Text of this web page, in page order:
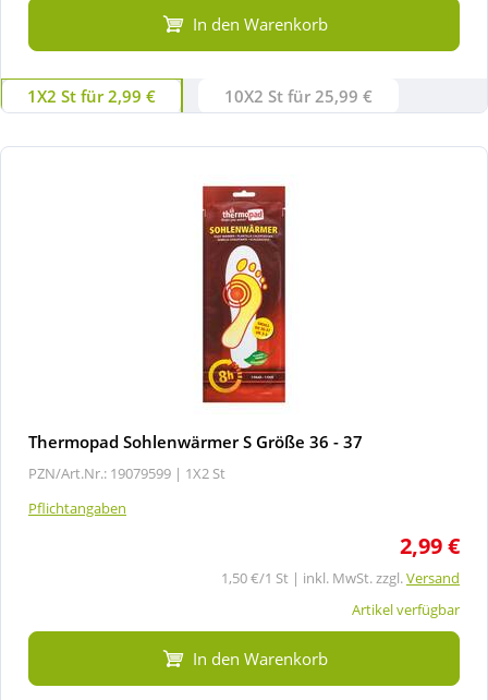
In den Warenkorb
1X2 St für 2,99 € 10X2 St für 25,99 €
Thermopad Sohlenwärmer S Größe 36 - 37
PZN/Art.Nr.: 19079599 | 1X2 St
Pflichtangaben
2,99 €
1,50 €/1 St | inkl. MwSt. zzgl.Versand
Artikel verfügbar
In den Warenkorb